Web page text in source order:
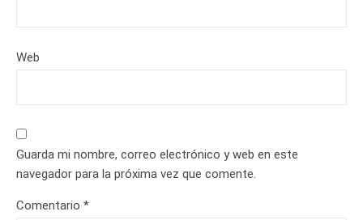
Web
Guarda mi nombre, correo electrónico y web en este
navegador para la próxima vez que comente.
Comentario *